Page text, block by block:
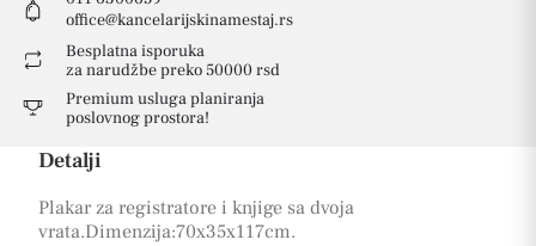
office@kancelarijskinamestaj.rs
Besplatna isporuka
za narudžbe preko 50000 rsd
Premium usluga planiranja
poslovnog prostora!
Detalji
Plakar za registratore i knjige sa dvoja
vrata.Dimenzija:70x35x117cm.